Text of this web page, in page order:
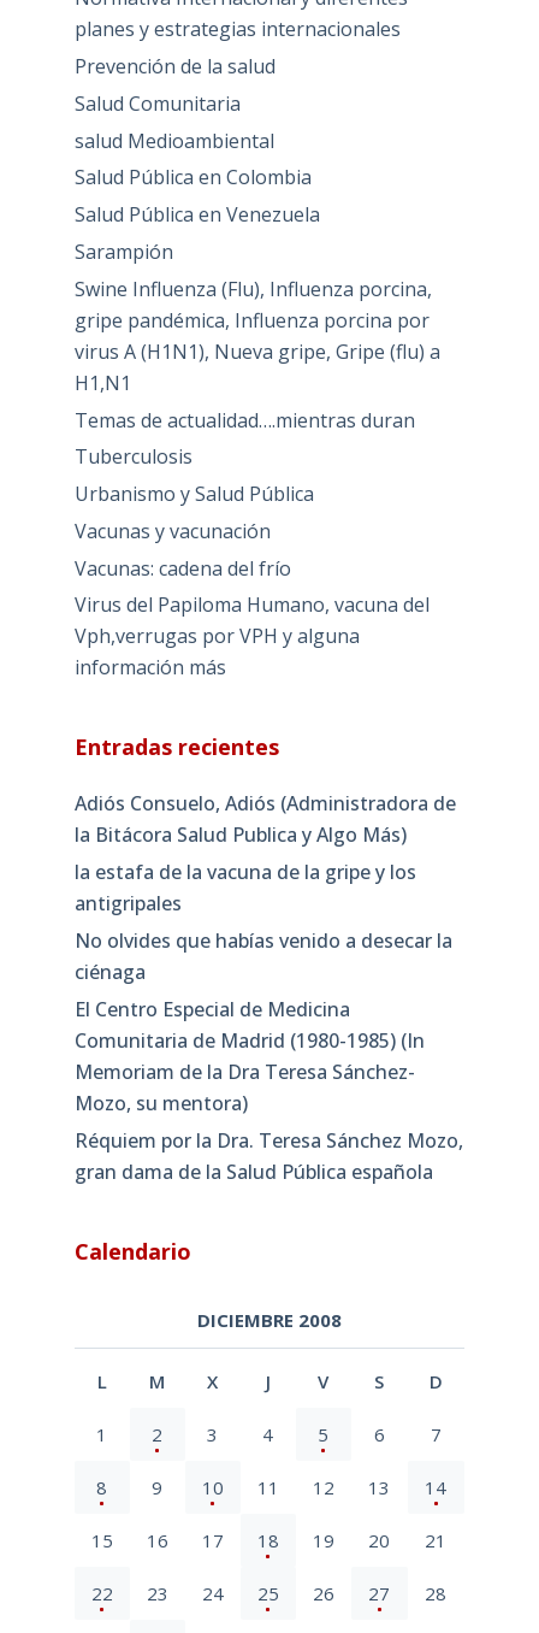
planes y estrategias internacionales
Prevención de la salud
Salud Comunitaria
salud Medioambiental
Salud Pública en Colombia
Salud Pública en Venezuela
Sarampión
Swine Influenza (Flu), Influenza porcina,
gripe pandémica, Influenza porcina por
virus A (H1N1), Nueva gripe, Gripe (flu) a
H1,N1
Temas de actualidad….mientras duran
Tuberculosis
Urbanismo y Salud Pública
Vacunas y vacunación
Vacunas: cadena del frío
Virus del Papiloma Humano, vacuna del
Vph,verrugas por VPH y alguna
información más
Entradas recientes
Adiós Consuelo, Adiós (Administradora de
la Bitácora Salud Publica y Algo Más)
la estafa de la vacuna de la gripe y los
antigripales
No olvides que habías venido a desecar la
ciénaga
El Centro Especial de Medicina
Comunitaria de Madrid (1980-1985) (In
Memoriam de la Dra Teresa Sánchez-
Mozo, su mentora)
Réquiem por la Dra. Teresa Sánchez Mozo,
gran dama de la Salud Pública española
Calendario
DICIEMBRE 2008
L M X J V S D
1 2 3 4 5 6 7
8 9 10 11 12 13 14
15 16 17 18 19 20 21
22 23 24 25 26 27 28